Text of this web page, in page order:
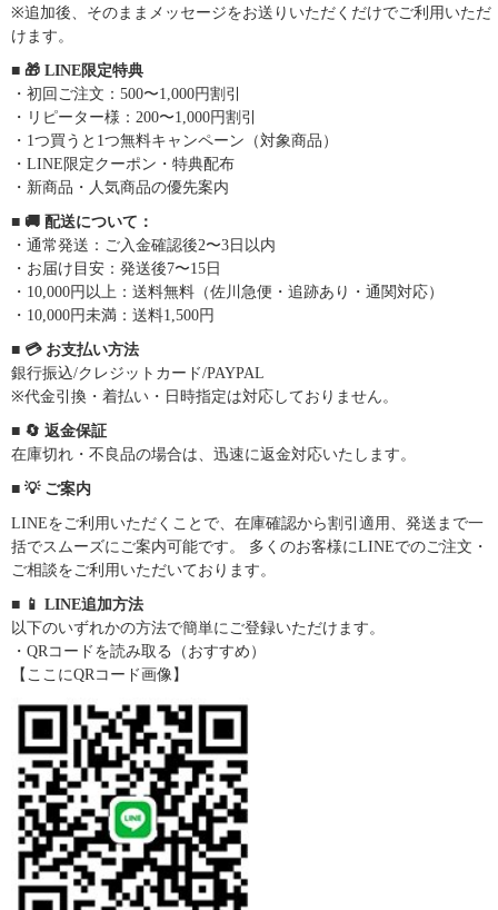
※追加後、そのままメッセージをお送りいただくだけでご利用いただ
けます。
■ 🎁 LINE限定特典
・初回ご注文：500〜1,000円割引
・リピーター様：200〜1,000円割引
・1つ買うと1つ無料キャンペーン（対象商品）
・LINE限定クーポン・特典配布
・新商品・人気商品の優先案内
■ 🚚 配送について：
・通常発送：ご入金確認後2〜3日以内
・お届け目安：発送後7〜15日
・10,000円以上：送料無料（佐川急便・追跡あり・通関対応）
・10,000円未満：送料1,500円
■ 💳 お支払い方法
銀行振込/クレジットカード/PAYPAL
※代金引換・着払い・日時指定は対応しておりません。
■ 🔄 返金保証
在庫切れ・不良品の場合は、迅速に返金対応いたします。
■ 💡 ご案内
LINEをご利用いただくことで、在庫確認から割引適用、発送まで一
括でスムーズにご案内可能です。 多くのお客様にLINEでのご注文・
ご相談をご利用いただいております。
■ 📱 LINE追加方法
以下のいずれかの方法で簡単にご登録いただけます。
・QRコードを読み取る（おすすめ）
【ここにQRコード画像】